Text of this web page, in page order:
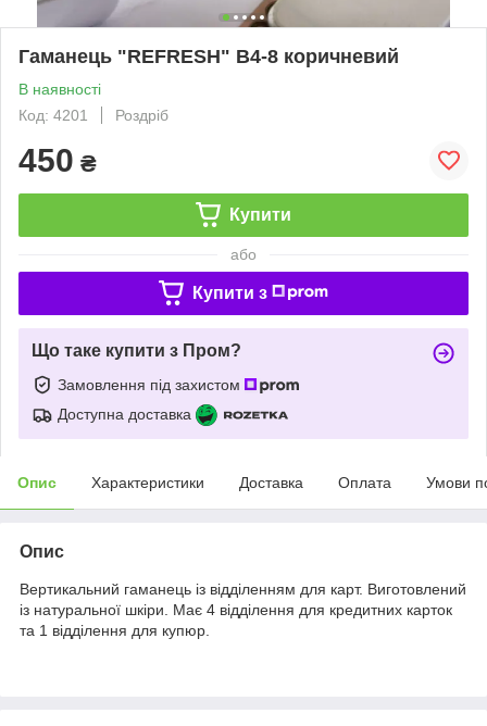
Гаманець "REFRESH" B4-8 коричневий
В наявності
Код: 4201
Роздріб
450 ₴
Купити
або
Купити з
Що таке купити з Пром?
Замовлення під захистом
Доступна доставка
Опис Характеристики Доставка Оплата Умови
Опис
Вертикальний гаманець із відділенням для карт. Виготовлений
із натуральної шкіри. Має 4 відділення для кредитних карток
та 1 відділення для купюр.